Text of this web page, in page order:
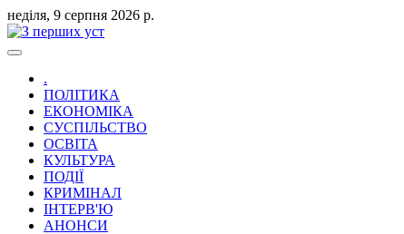
неділя, 9 серпня 2026 р.
.
ПОЛІТИКА
ЕКОНОМІКА
СУСПІЛЬСТВО
ОСВІТА
КУЛЬТУРА
ПОДІЇ
КРИМІНАЛ
ІНТЕРВ'Ю
АНОНСИ